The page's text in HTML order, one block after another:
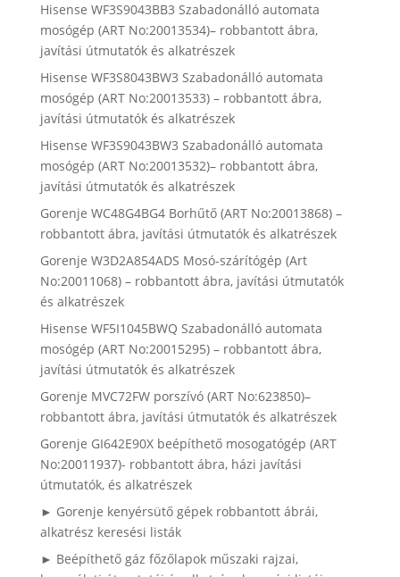
Hisense WF3S9043BB3 Szabadonálló automata
mosógép (ART No:20013534)– robbantott ábra,
javítási útmutatók és alkatrészek
Hisense WF3S8043BW3 Szabadonálló automata
mosógép (ART No:20013533) – robbantott ábra,
javítási útmutatók és alkatrészek
Hisense WF3S9043BW3 Szabadonálló automata
mosógép (ART No:20013532)– robbantott ábra,
javítási útmutatók és alkatrészek
Gorenje WC48G4BG4 Borhűtő (ART No:20013868) –
robbantott ábra, javítási útmutatók és alkatrészek
Gorenje W3D2A854ADS Mosó-szárítógép (Art
No:20011068) – robbantott ábra, javítási útmutatók
és alkatrészek
Hisense WF5I1045BWQ Szabadonálló automata
mosógép (ART No:20015295) – robbantott ábra,
javítási útmutatók és alkatrészek
Gorenje MVC72FW porszívó (ART No:623850)–
robbantott ábra, javítási útmutatók és alkatrészek
Gorenje GI642E90X beépíthető mosogatógép (ART
No:20011937)- robbantott ábra, házi javítási
útmutatók, és alkatrészek
► Gorenje kenyérsütő gépek robbantott ábrái,
alkatrész keresési listák
► Beépíthető gáz főzőlapok műszaki rajzai,